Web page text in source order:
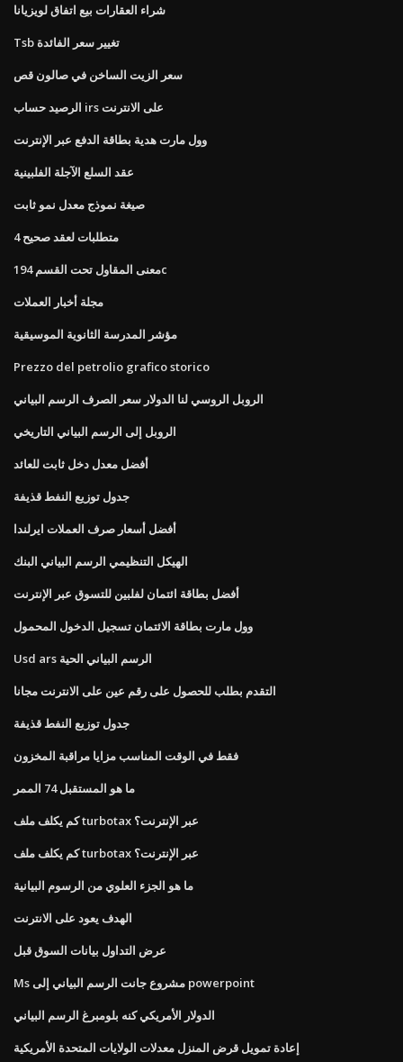
شراء العقارات بيع اتفاق لويزيانا
Tsb تغيير سعر الفائدة
سعر الزيت الساخن في صالون قص
الرصيد حساب irs على الانترنت
وول مارت هدية بطاقة الدفع عبر الإنترنت
عقد السلع الآجلة الفلبينية
صيغة نموذج معدل نمو ثابت
4 متطلبات لعقد صحيح
معنى المقاول تحت القسم 194c
مجلة أخبار العملات
مؤشر المدرسة الثانوية الموسيقية
Prezzo del petrolio grafico storico
الروبل الروسي لنا الدولار سعر الصرف الرسم البياني
الروبل إلى الرسم البياني التاريخي
أفضل معدل دخل ثابت للعائد
جدول توزيع النفط قذيفة
أفضل أسعار صرف العملات ايرلندا
الهيكل التنظيمي الرسم البياني البنك
أفضل بطاقة ائتمان لفلبين للتسوق عبر الإنترنت
وول مارت بطاقة الائتمان تسجيل الدخول المحمول
Usd ars الرسم البياني الحية
التقدم بطلب للحصول على رقم عين على الانترنت مجانا
جدول توزيع النفط قذيفة
فقط في الوقت المناسب مزايا مراقبة المخزون
ما هو المستقبل 74 الممر
كم يكلف ملف turbotax عبر الإنترنت؟
كم يكلف ملف turbotax عبر الإنترنت؟
ما هو الجزء العلوي من الرسوم البيانية
الهدف يعود على الانترنت
عرض التداول بيانات السوق قبل
Ms مشروع جانت الرسم البياني إلى powerpoint
الدولار الأمريكي كنه بلومبرغ الرسم البياني
إعادة تمويل قرض المنزل معدلات الولايات المتحدة الأمريكية